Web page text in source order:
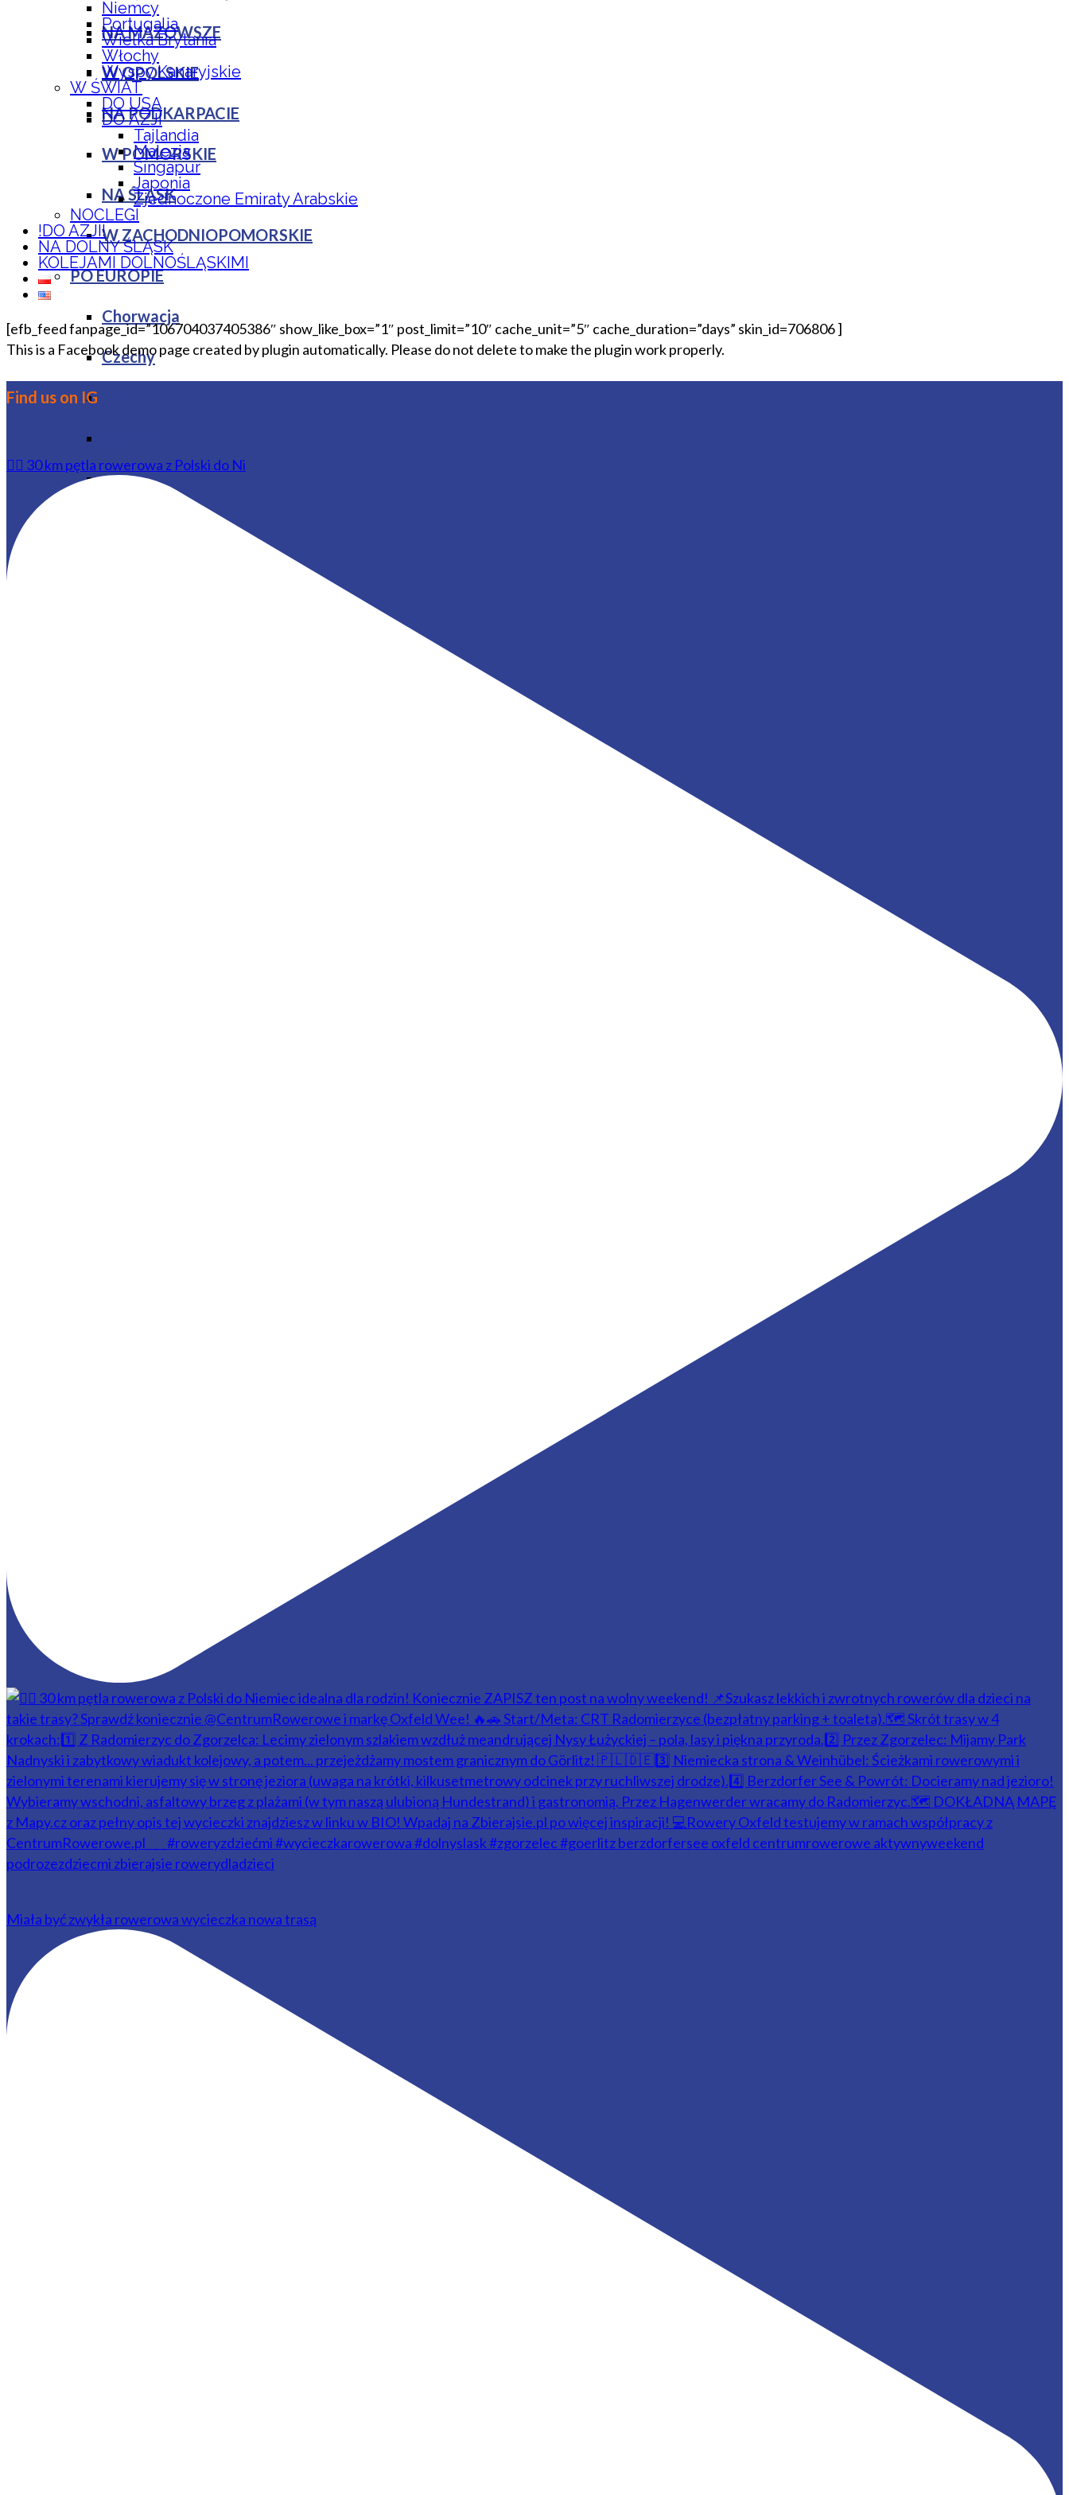
NA MAZOWSZE
W OPOLSKIE
NA PODKARPACIE
W POMORSKIE
NA ŚLĄSK
W ZACHODNIOPOMORSKIE
PO EUROPIE
Chorwacja
Czechy
Portugalia
Wielka Brytania
Niemcy
Portugalia
Wielka Brytania
Włochy
Wyspy Kanaryjskie
W ŚWIAT
DO USA
DO AZJI
Tajlandia
Malezja
Singapur
Japonia
Zjednoczone Emiraty Arabskie
NOCLEGI
!DO AZJI!
NA DOLNY ŚLĄSK
KOLEJAMI DOLNOŚLĄSKIMI
[efb_feed fanpage_id=”106704037405386″ show_like_box=”1″ post_limit=”10″ cache_unit=”5″ cache_duration=”days” skin_id=706806 ]
This is a Facebook demo page created by plugin automatically. Please do not delete to make the plugin work properly.
Find us on IG
🚴‍♂️ 30 km pętla rowerowa z Polski do Ni
Miała być zwykła rowerowa wycieczka nowa trasą